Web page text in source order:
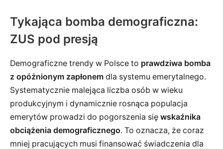
Tykająca bomba demograficzna:
ZUS pod presją
Demograficzne trendy w Polsce to prawdziwa bomba
z opóźnionym zapłonem dla systemu emerytalnego.
Systematycznie malejąca liczba osób w wieku
produkcyjnym i dynamicznie rosnąca populacja
emerytów prowadzi do pogorszenia się wskaźnika
obciążenia demograficznego. To oznacza, że coraz
mniej pracujących musi finansować świadczenia dla